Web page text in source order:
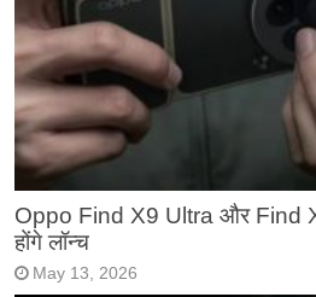
Oppo Find X9 Ultra और Find
होंगे लॉन्च
May 13, 2026